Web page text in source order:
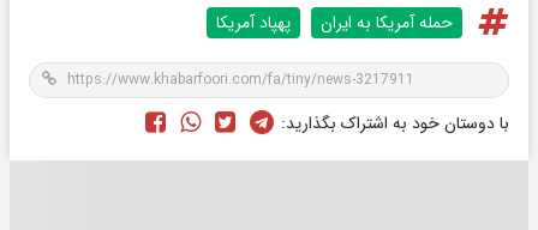
حمله آمریکا به ایران پهپاد آمریکا
با دوستان خود به اشتراک بگذارید: